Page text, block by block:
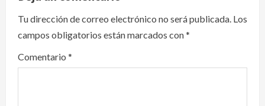
i
g
a
Tu dirección de correo electrónico no será publicada. Los
campos obligatorios están marcados con*
Comentario *